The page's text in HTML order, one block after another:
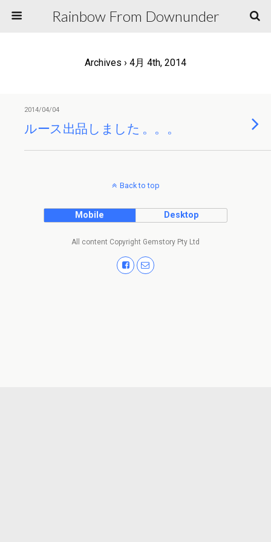
Rainbow From Downunder
Archives › 4月 4th, 2014
2014/04/04
ルース出品しました 。。。
Back to top
Mobile Desktop
All content Copyright Gemstory Pty Ltd